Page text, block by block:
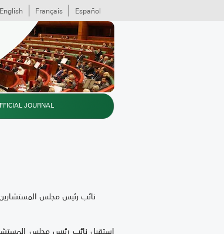
Español
Français
English
JOURNAL
نائب رئيس مجلس